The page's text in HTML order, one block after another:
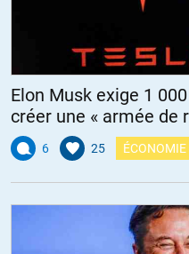
Elon Musk exige 1
créer une « armée de
6 25 ÉCONOMIE